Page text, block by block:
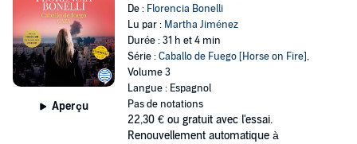
Aperçu
De : Florencia Bonelli
Lu par : Martha Jiménez
Durée : 31 h et 4 min
Série :Caballo de Fuego [Horse on Fire],
Volume 3
Langue : Espagnol
Pas de notations
22,30 € ou gratuit avec l'essai.
Renouvellement automatique à